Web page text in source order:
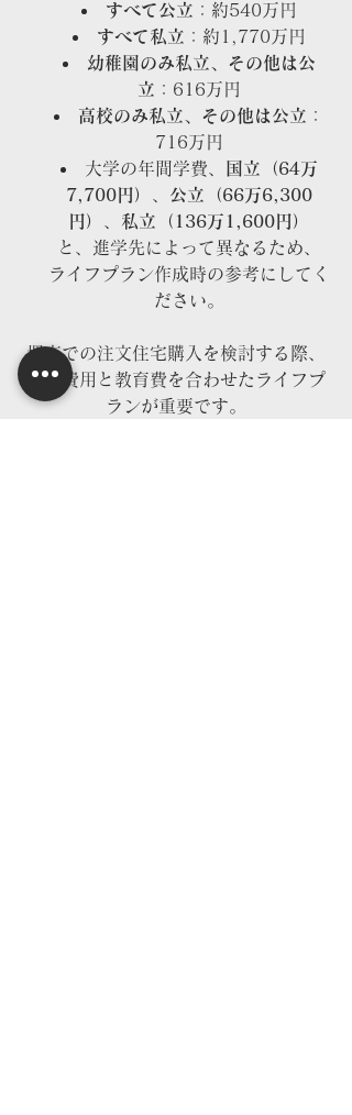
すべて公立 ：約540万円
すべて私立 ：約1,770万円
幼稚園のみ私立、その他は公
立 ：616万円
高校のみ私立、その他は公立 ：
716万円
大学の年間学費、
国立（64万
7,700円） 、 公立（66万6,300
円） 、 私立（136万1,600円）
と、進学先によって異なるため、
ライフプラン作成時の参考にしてく
ださい。
堺市での注文住宅購入を検討する際、
住宅費用と教育費を合わせたライフプ
ランが重要です。